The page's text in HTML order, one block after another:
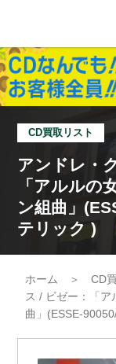
CD買取リスト
アンドレ・
「アルルの
ン組曲」
テリック )
ホーム ＞ CD
ス / ビゼー：「
曲」(ESSE-